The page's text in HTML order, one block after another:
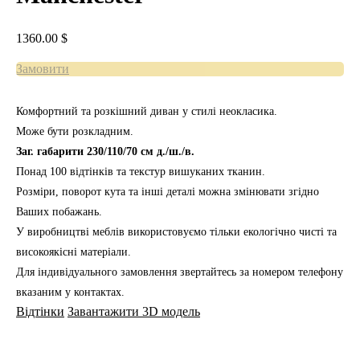
1360.00 $
Замовити
Комфортний та розкішний диван у стилі неокласика.
Може бути розкладним.
Заг. габарити 230/110/70 см д./ш./в.
Понад 100 відтінків та текстур вишуканих тканин.
Розміри, поворот кута та інші деталі можна змінювати згідно
Ваших побажань.
У виробництві меблів використовуємо тільки екологічно чисті та
високоякісні матеріали.
Для індивідуального замовлення звертайтесь за номером телефону
вказаним у контактах.
Відтінки Завантажити 3D модель